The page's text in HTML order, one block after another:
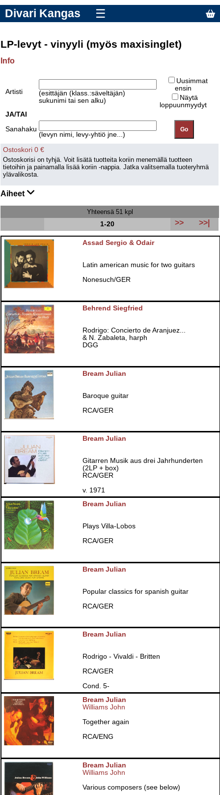
Divari Kangas ☰
LP-levyt - vinyyli (myös maxisinglet)
Info
Artisti
(esittäjän (klass.:säveltäjän)
sukunimi tai sen alku)
Uusimmat
ensin
Näytä
loppuunmyydyt
JA/TAI
Sanahaku
(levyn nimi, levy-yhtiö jne...)
Ostoskori 0 €
Ostoskorisi on tyhjä. Voit lisätä tuotteita koriin menemällä tuotteen
tietoihin ja painamalla lisää koriin -nappia. Jatka valitsemalla tuoteryhmä
ylävalikosta.
Aiheet
Yhteensä 51 kpl
1-20
>> >>|
Assad Sergio & Odair
Latin american music for two guitars
Nonesuch/GER
Behrend Siegfried
Rodrigo: Concierto de Aranjuez...
& N. Zabaleta, harph
DGG
Bream Julian
Baroque guitar
RCA/GER
Bream Julian
Gitarren Musik aus drei Jahrhunderten
(2LP + box)
RCA/GER
v. 1971
Bream Julian
Plays Villa-Lobos
RCA/GER
Bream Julian
Popular classics for spanish guitar
RCA/GER
Bream Julian
Rodrigo - Vivaldi - Britten
RCA/GER
Cond. 5-
Bream Julian
Williams John
Together again
RCA/ENG
Bream Julian
Williams John
Various composers (see below)